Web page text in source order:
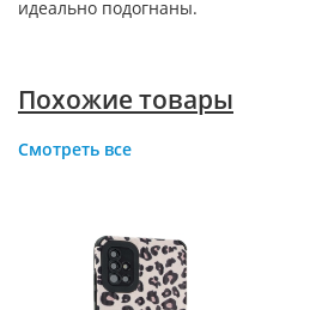
идеально подогнаны.
Похожие товары
Смотреть все